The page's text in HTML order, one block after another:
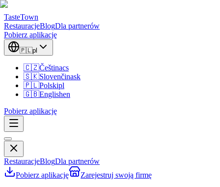
TasteTown
RestauracjeBlogDla partnerów
Pobierz aplikację
🇵🇱pl
🇨🇿Češtinacs
🇸🇰Slovenčinask
🇵🇱Polskipl
🇬🇧Englishen
Pobierz aplikację
RestauracjeBlogDla partnerów
Pobierz aplikację
Zarejestruj swoją firmę